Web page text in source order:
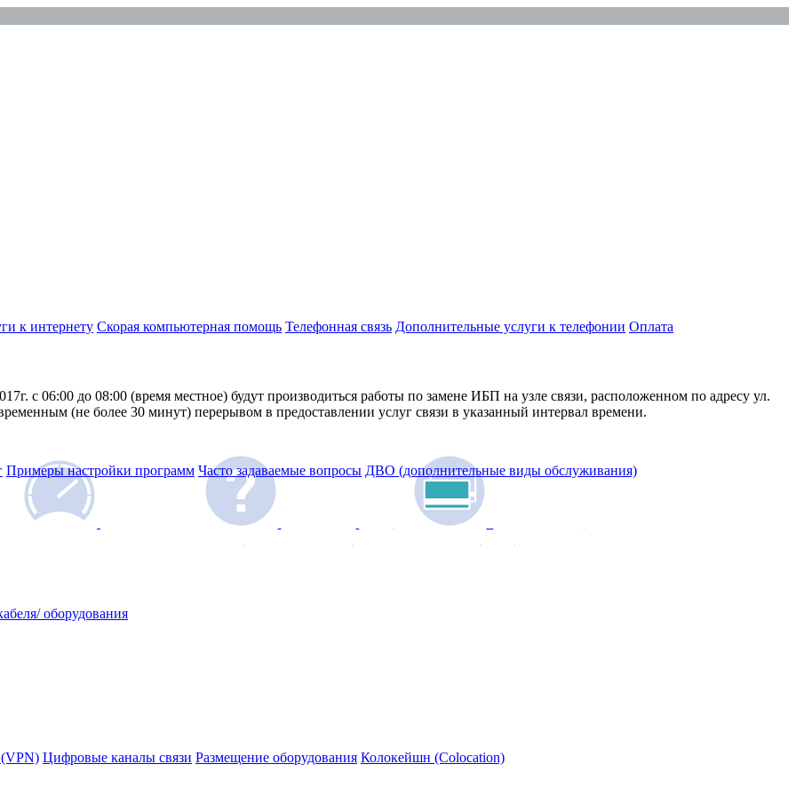
к интернету Скорая компьютерная помощь Телефонная связь Дополнительные услуги к телефонии Оплата
Примеры настройки программ Часто задаваемые вопросы ДВО (дополнительные виды обслуживания)
оборудования
(VPN) Цифровые каналы связи Размещение оборудования Колокейшн (Colocation)
с 06:00 до 08:00 (время местное) будут производиться работы по замене ИБП на узле связи, расположенном по адресу ул.
(не более 30 минут) перерывом в предоставлении услуг связи в указанный интервал времени.